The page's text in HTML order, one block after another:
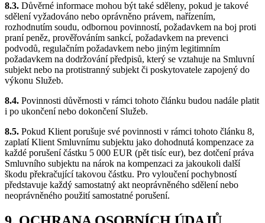
8.3. Důvěrné informace mohou být také sděleny, pokud je takové
sdělení vyžadováno nebo oprávněno právem, nařízením,
rozhodnutím soudu, odbornou povinností, požadavkem na boj proti
praní peněz, prověřováním sankcí, požadavkem na prevenci
podvodů, regulačním požadavkem nebo jiným legitimním
požadavkem na dodržování předpisů, který se vztahuje na Smluvní
subjekt nebo na protistranný subjekt či poskytovatele zapojený do
výkonu Služeb.
8.4. Povinnosti důvěrnosti v rámci tohoto článku budou nadále platit
i po ukončení nebo dokončení Služeb.
8.5. Pokud Klient porušuje své povinnosti v rámci tohoto článku 8,
zaplatí Klient Smluvnímu subjektu jako dohodnutá kompenzace za
každé porušení částku 5 000 EUR (pět tisíc eur), bez dotčení práva
Smluvního subjektu na nárok na kompenzaci za jakoukoli další
škodu překračující takovou částku. Pro vyloučení pochybností
představuje každý samostatný akt neoprávněného sdělení nebo
neoprávněného použití samostatné porušení.